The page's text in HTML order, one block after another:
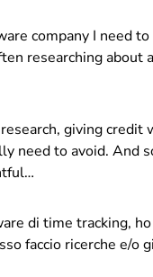
company I need
researching
giving credit
need to avoid. And
di time tracking,
faccio ricerche e/o